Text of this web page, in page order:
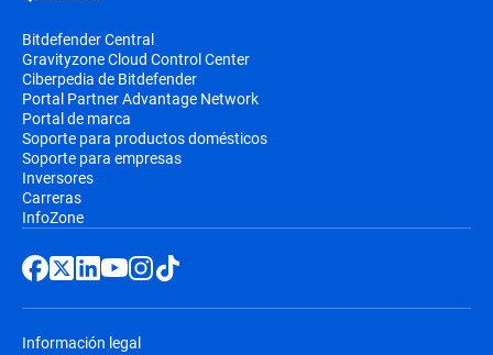
Bitdefender Central
Gravityzone Cloud Control Center
Ciberpedia de Bitdefender
Portal Partner Advantage Network
Portal de marca
Soporte para productos domésticos
Soporte para empresas
Inversores
Carreras
InfoZone
Información legal